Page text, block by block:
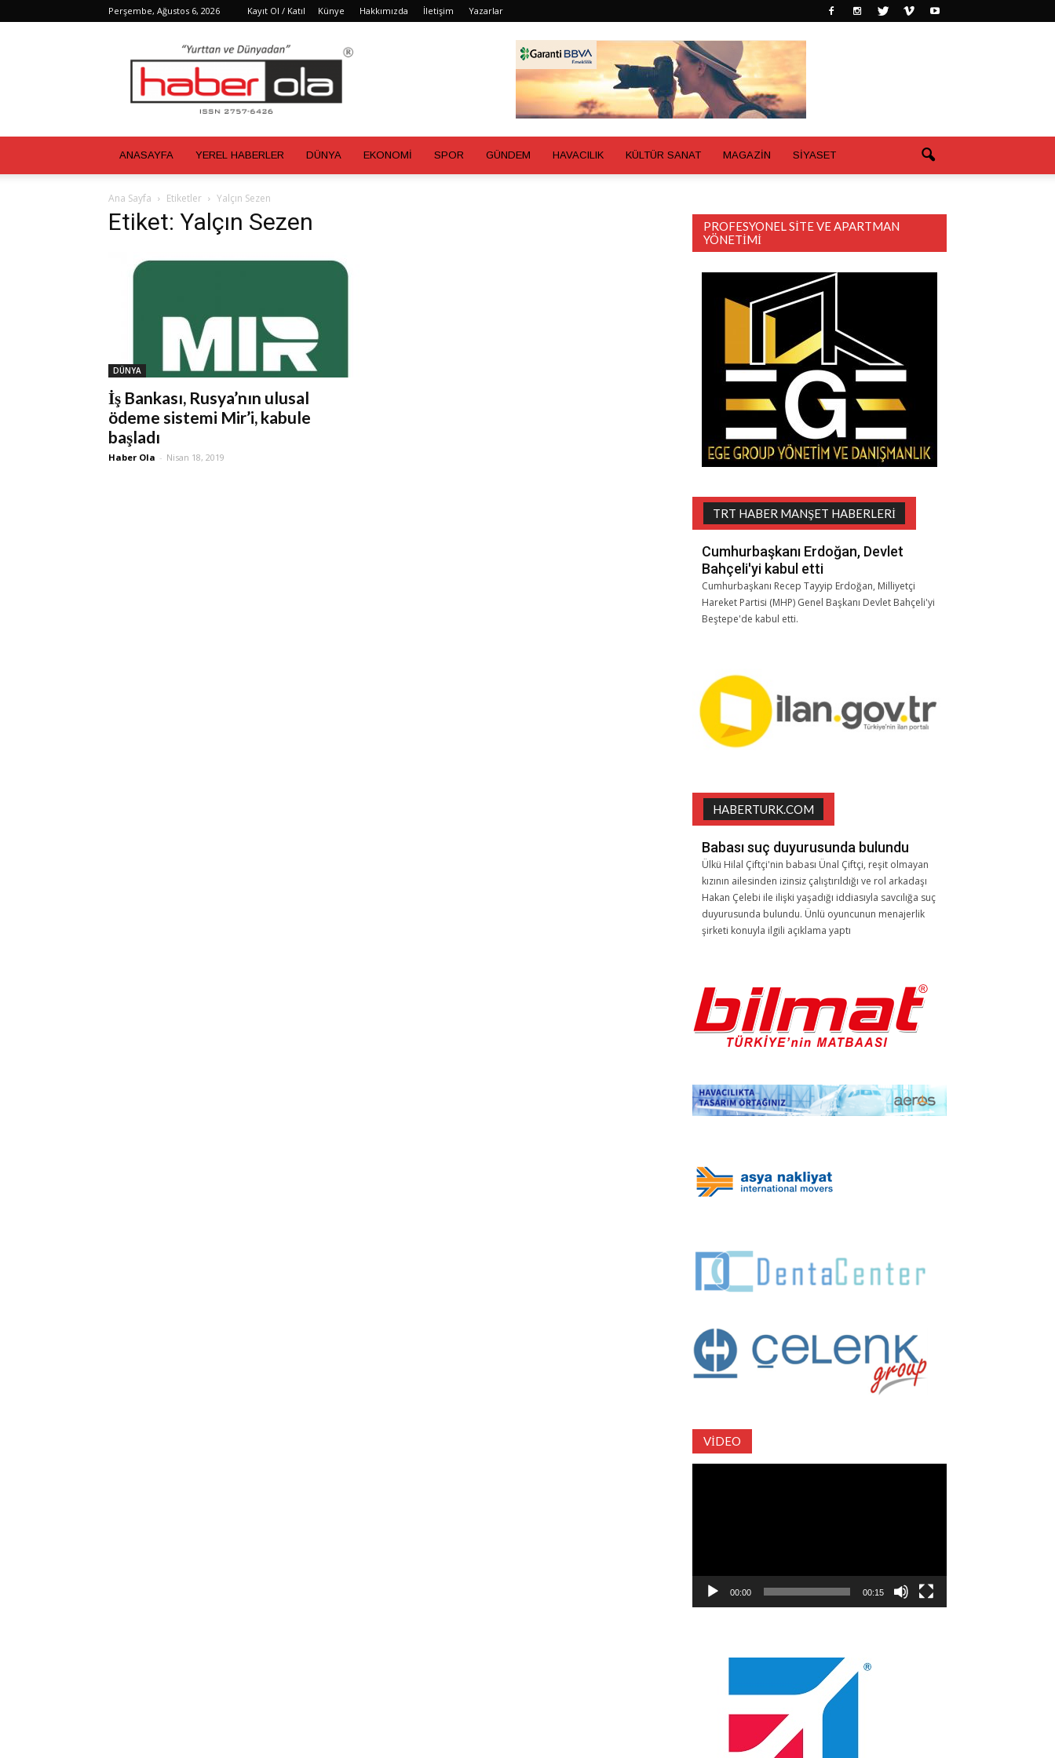
Perşembe, Ağustos 6, 2026 Kayıt Ol / Katıl Künye Hakkımızda İletişim Yazarlar
ANASAYFA YEREL HABERLER DÜNYA EKONOMİ SPOR GÜNDEM HAVACILIK KÜLTÜR SANAT MAGAZİN SİYASET
Ana Sayfa Etiketler Yalçın Sezen
Etiket: Yalçın Sezen
DÜNYA
İş Bankası, Rusya’nın ulusal
ödeme sistemi Mir’i, kabule
başladı
Haber Ola - Nisan 18, 2019
PROFESYONEL SITE VE APARTMAN
YÖNETIMI
TRT HABER MANŞET HABERLERI
Cumhurbaşkanı Erdoğan, Devlet
Bahçeli'yi kabul etti
Cumhurbaşkanı Recep Tayyip Erdoğan, Milliyetçi
Hareket Partisi (MHP) Genel Başkanı Devlet Bahçeli'yi
Beştepe'de kabul etti.
HABERTURK.COM
Babası suç duyurusunda bulundu
Ülkü Hilal Çiftçi'nin babası Ünal Çiftçi, reşit olmayan
kızının ailesinden izinsiz çalıştırıldığı ve rol arkadaşı
Hakan Çelebi ile ilişki yaşadığı iddiasıyla savcılığa suç
duyurusunda bulundu. Ünlü oyuncunun menajerlik
şirketi konuyla ilgili açıklama yaptı
VIDEO
00:00 00:15